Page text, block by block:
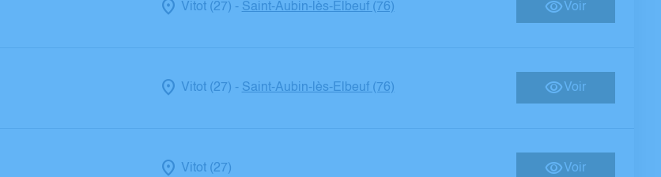
Vitot (27) - Saint-Aubin-lès-Elbeuf (76) Voir
Vitot (27) - Saint-Aubin-lès-Elbeuf (76) Voir
Vitot (27) Voir